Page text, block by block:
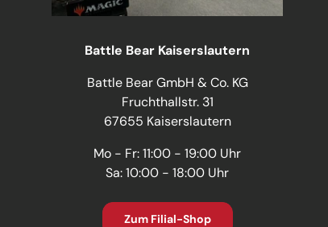
Battle Bear Kaiserslautern
Battle Bear GmbH & Co. KG
Fruchthallstr. 31
67655 Kaiserslautern
Mo - Fr: 11:00 - 19:00 Uhr
Sa: 10:00 - 18:00 Uhr
Zum Filial-Shop